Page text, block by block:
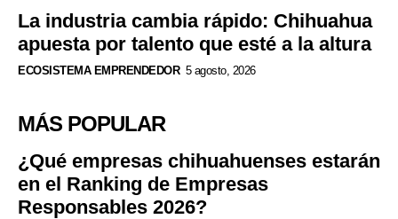
La industria cambia rápido: Chihuahua
apuesta por talento que esté a la altura
ECOSISTEMA EMPRENDEDOR 5 agosto, 2026
MÁS POPULAR
¿Qué empresas chihuahuenses estarán
en el Ranking de Empresas
Responsables 2026?